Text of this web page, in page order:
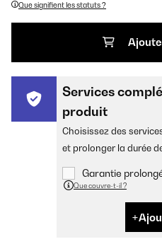
Que signifient les statuts ?
Services
produit
Choisissez des
et prolonger la durée
Garantie
Que couvre-t-il ?